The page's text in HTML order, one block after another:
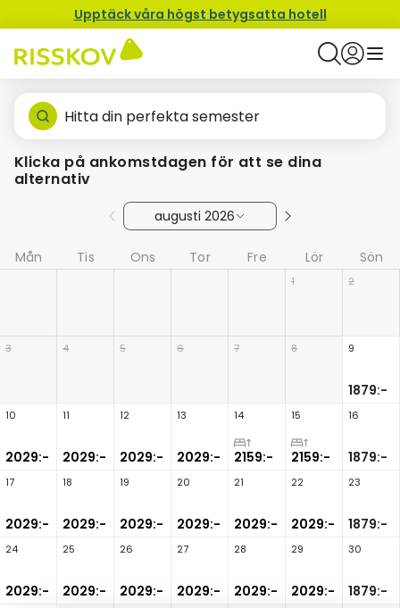
Upptäck våra högst betygsatta hotell
Hitta din perfekta semester
Klicka på ankomstdagen för att se dina
alternativ
augusti 2026
Mån Tis Ons Tor Fre Lör Sön
1 2
3 4 5 6 7 8 9
1879:-
10
2029:-
11
2029:-
12
2029:-
13
2029:-
14
2159:-
15
2159:-
16
1879:-
17
2029:-
18
2029:-
19
2029:-
20
2029:-
21
2029:-
22
2029:-
23
1879:-
24
2029:-
25
2029:-
26
2029:-
27
2029:-
28
2029:-
29
2029:-
30
1879:-